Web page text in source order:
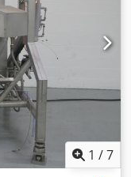
1 /7